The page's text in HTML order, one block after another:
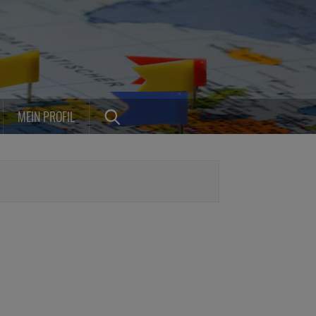
MEIN PROFIL